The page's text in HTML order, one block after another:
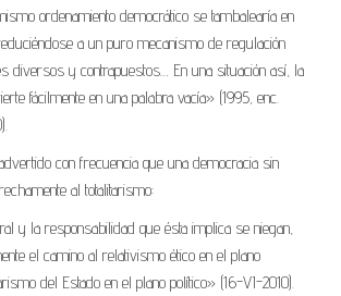
ordenamiento democrático se tambalearía en
a un puro mecanismo de regulación
diversos y contrapuestos… En una situación así, la
fácilmente en una palabra vacía» (1995, enc.
con frecuencia que una democracia sin
al totalitarismo:
y la responsabilidad que ésta implica se niegan,
el camino al relativismo ético en el plano
del Estado en el plano político» (16-VI-2010).